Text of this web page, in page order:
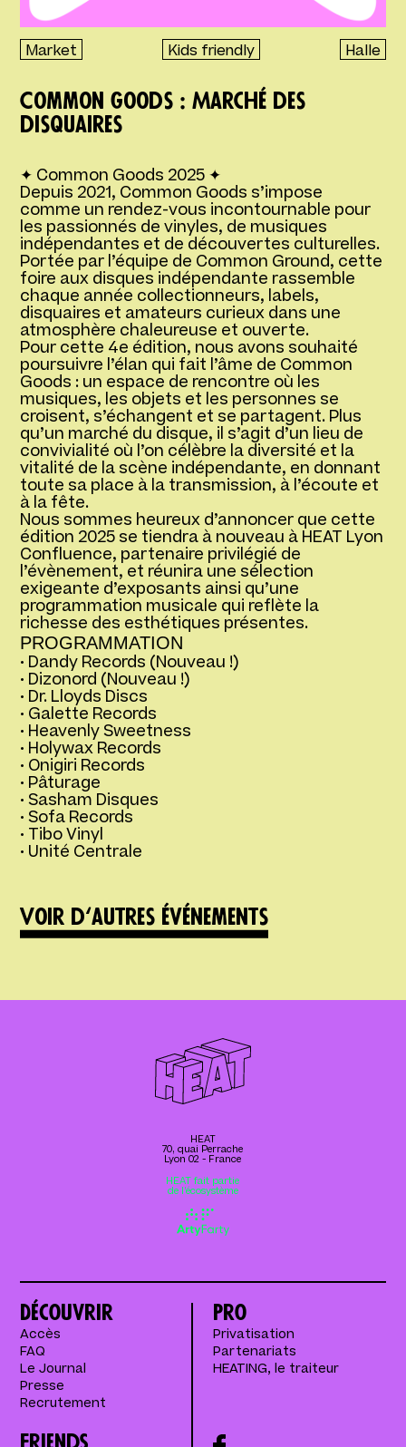
Market Kids friendly Halle
Common Goods : Marché des
disquaires
✦ Common Goods 2025 ✦
Depuis 2021, Common Goods s’impose
comme un rendez-vous incontournable pour
les passionnés de vinyles, de musiques
indépendantes et de découvertes culturelles.
Portée par l’équipe de Common Ground, cette
foire aux disques indépendante rassemble
chaque année collectionneurs, labels,
disquaires et amateurs curieux dans une
atmosphère chaleureuse et ouverte.
Pour cette 4e édition, nous avons souhaité
poursuivre l’élan qui fait l’âme de Common
Goods : un espace de rencontre où les
musiques, les objets et les personnes se
croisent, s’échangent et se partagent. Plus
qu’un marché du disque, il s’agit d’un lieu de
convivialité où l’on célèbre la diversité et la
vitalité de la scène indépendante, en donnant
toute sa place à la transmission, à l’écoute et
à la fête.
Nous sommes heureux d’annoncer que cette
édition 2025 se tiendra à nouveau à HEAT Lyon
Confluence, partenaire privilégié de
l’évènement, et réunira une sélection
exigeante d’exposants ainsi qu’une
programmation musicale qui reflète la
richesse des esthétiques présentes.
PROGRAMMATION
• Dandy Records (Nouveau !)
• Dizonord (Nouveau !)
• Dr. Lloyds Discs
• Galette Records
• Heavenly Sweetness
• Holywax Records
• Onigiri Records
• Pâturage
• Sasham Disques
• Sofa Records
• Tibo Vinyl
• Unité Centrale
Voir d‘autres événements
HEAT
70, quai Perrache
Lyon 02 - France
HEAT fait partie
de l’écosystème
Découvrir
Accès
FAQ
Le Journal
Presse
Recrutement
Pro
Privatisation
Partenariats
HEATING, le traiteur